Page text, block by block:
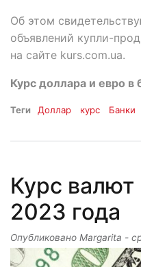
Об этом
объявлений купли-
на сайте kurs.com.ua.
Курс доллара и евро в
Теги Доллар курс Банки
Курс валют
2023 года
Опубликовано Margarita -